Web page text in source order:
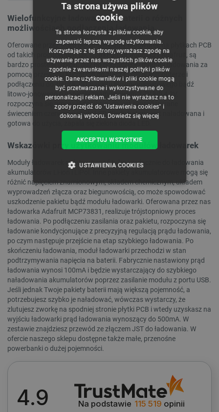
Cena
4.9 Na podstawie 115 519 opinii
Wielofunkcyjne ładowarki do baterii o różnych
możliwościach podłączenia ładowania
Oferowane przez sklep Botland moduły ładowarek na płytkach PCB
od takich producentów jak SparkFun, DFRobot czy Adafruit, są
bardzo proste w użyciu. Już po podłączeniu modułu ładowania za
pomocą przewodu MicroUSB do złącza USB w komputerze i
podłączeniu do złącza JST pakietu litowo-polimerowego bądź
litowo-jonowego o napięciu znamionowym 3,7V lub 4,2V,
rozpoczyna się proces ładowania, co jest sygnalizowane
świeceniem czerwonej diody LED. Kiedy bateria jest naładowana i
gotowa do użycia, zapala się zielona dioda LED.
Wskazówki przy użytkowaniu modułów ładowarek
Moduły ładowarek należy używać tylko i wyłącznie do ładowania
akumulatorów Li-ion i LiPol. Inne pakiety akumulatorowe mogą się
różnić napięciem znamionowym, składem chemicznym, układem
wyprowadzeń złącza oraz biegunowością, co może spowodować
uszkodzenie pakietu bądź modułu ładowarki. Oferowana przez nas
ładowarka Adafruit MCP73831, realizuje trójstopniowy proces
ładowania. Po podłączeniu zasilania oraz pakietu, rozpoczyna się
ładowanie kondycjonujące z precyzyjną regulacją prądu ładowania,
po czym następuje przejście na etap szybkiego ładowania. Po
skończeniu ładowania, moduł ładowarki przechodzi w stan
podtrzymywania napięcia na baterii. Fabrycznie nastawiony prąd
ładowania wynosi 100mA i będzie wystarczający do szybkiego
naładowania akumulatorów poprzez zasilanie modułu z portu USB.
Jeśli jednak Twoje pakiety baterii mają większą pojemność, a
potrzebujesz szybko je naładować, wówczas wystarczy, że
zlutujesz zworkę na spodniej stronie płytki PCB i wtedy uzyskasz na
wyjściu ładowarki prąd ładowania wynoszący do 500mA. W
zestawie znajdziesz przewód ze złączem JST do ładowania. W
ofercie naszego sklepu dostępne także małe, przenośne
powerbanki o dużej pojemności.
CZECH
ENGLISH
GERMAN
Ta strona używa plików
cookie
Ta strona korzysta z plików cookie, aby
zapewnić lepszą wygodę użytkowania.
Korzystając z tej strony, wyrażasz zgodę na
używanie przez nas wszystkich plików cookie
zgodnie z warunkami naszej polityki plików
cookie. Dane użytkowników i pliki cookie mogą
być przetwarzane i wykorzystywane do
personalizacji reklam. Jeśli nie wyrażasz na to
zgody przejdź do "Ustawienia cookies" i
dokonaj wyboru. Dowiedz się więcej
AKCEPTUJ WSZYSTKIE
USTAWIENIA COOKIES
NIEZBĘDNE WYDAJNOŚĆ
TARGETOWANIE
FUNKCJONALNOŚĆ
Niezbędne Wydajność Targetowanie
Funkcjonalność
Niezbędne pliki cookie umożliwiają korzystanie z
podstawowych funkcji strony internetowej, takich
jak logowanie użytkownika i zarządzanie kontem.
Bez niezbędnych plików cookie nie można
prawidłowo korzystać ze strony internetowej.
Nazwa
.botland.com.pl